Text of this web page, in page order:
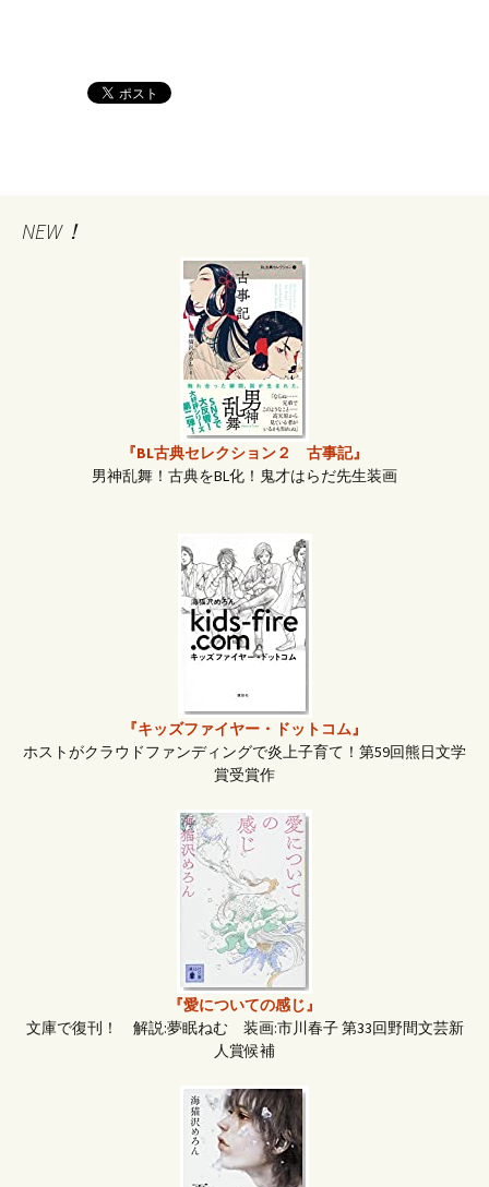
NEW！
『BL古典セレクション２ 古事記』
男神乱舞！古典をBL化！鬼才はらだ先生装画
『キッズファイヤー・ドットコム』
ホストがクラウドファンディングで炎上子育て！第59回熊日文学
賞受賞作
『愛についての感じ』
文庫で復刊！ 解説:夢眠ねむ 装画:市川春子 第33回野間文芸新
人賞候補